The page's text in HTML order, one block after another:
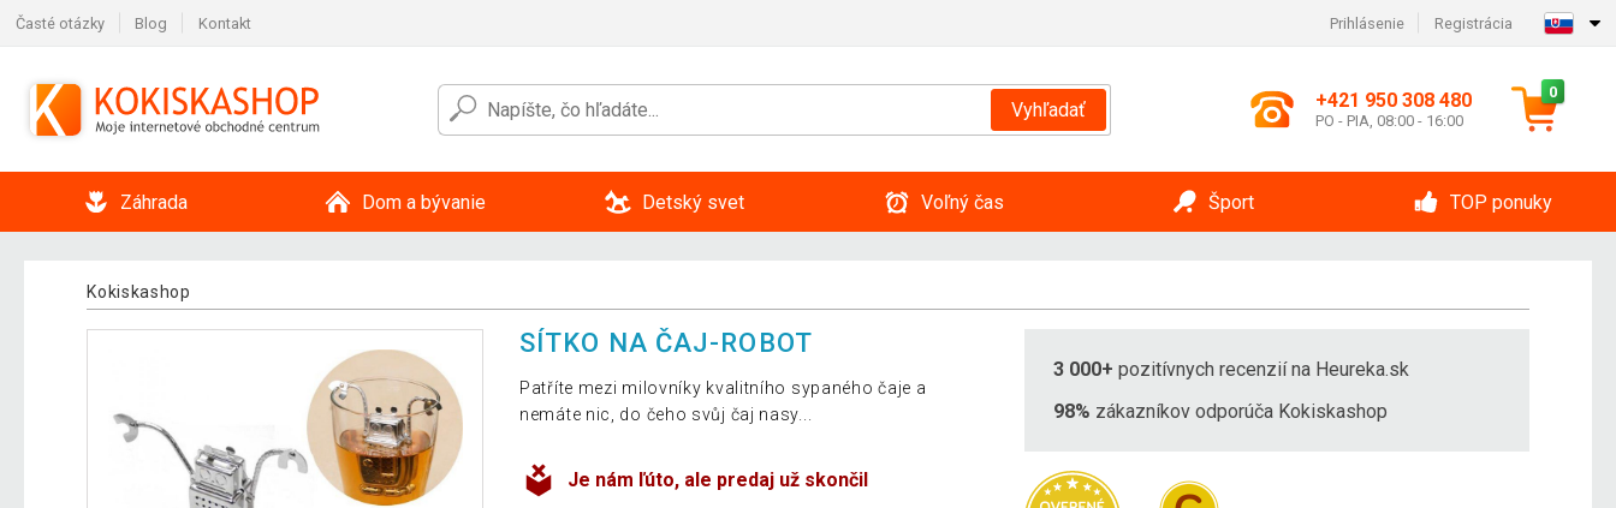
Časté otázky Blog Kontakt Prihlásenie Registrácia
Vyhľadať +421 950 308 480
PO - PIA, 08:00 - 16:00
0
Záhrada Dom a bývanie Detský svet Voľný čas Šport TOP ponuky
Kokiskashop
SÍTKO NA ČAJ-ROBOT
Patříte mezi milovníky kvalitního sypaného čaje a
nemáte nic, do čeho svůj čaj nasy...
Je nám ľúto, ale predaj už skončil
3 000+ pozitívnych recenzií na Heureka.sk
98% zákazníkov odporúča Kokiskashop